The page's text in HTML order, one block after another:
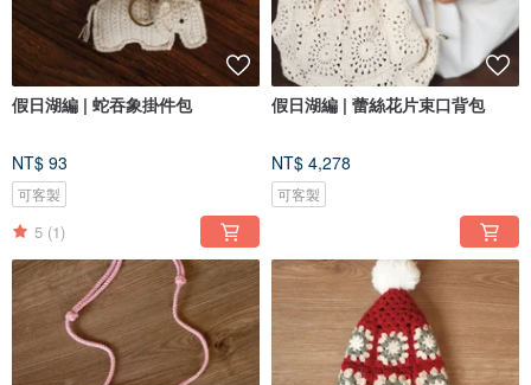
假日湖編 | 蛇吞象掛件包
NT$ 93
可客製
5 (1)
假日湖編 | 蕾絲花片束口背包
NT$ 4,278
可客製